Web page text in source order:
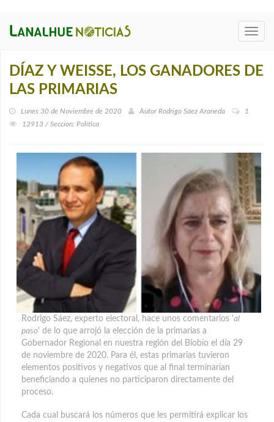
DÍAZ Y WEISSE, LOS GANADORES DE
LAS PRIMARIAS
Lunes 30 de Noviembre de 2020 Autor Rodrigo Sáez Araneda
1
12913 / Seccion: Política
Rodrigo Sáez, experto electoral, hace unos comentarios 'al
paso' de lo que arrojó la elección de la primarias a
Gobernador Regional en nuestra región del Biobío el día 29
de noviembre de 2020. Para él, estas primarias tuvieron
elementos positivos y negativos que al final terminarían
beneficiando a quienes no participaron directamente del
proceso.
Cada cual buscará los números que les permitirá explicar los